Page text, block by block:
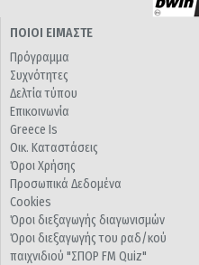
ΠΟΙΟΙ ΕΙΜΑΣΤΕ
Πρόγραμμα
Συχνότητες
Δελτία τύπου
Επικοινωνία
Greece Is
Οικ. Καταστάσεις
Όροι Χρήσης
Προσωπικά Δεδομένα
Cookies
Όροι διεξαγωγής διαγωνισμών
Όροι διεξαγωγής του ραδ/κού
παιχνιδιού "ΣΠΟΡ FM Quiz"